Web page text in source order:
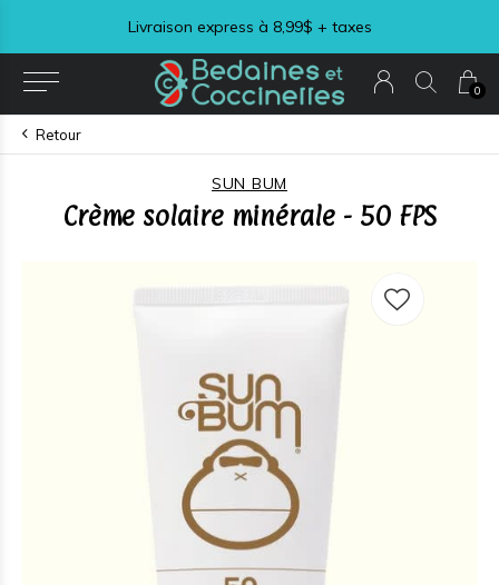
0
Visitez notre section LIQUIDATION !
Retour
SUN BUM
Crème solaire minérale - 50 FPS